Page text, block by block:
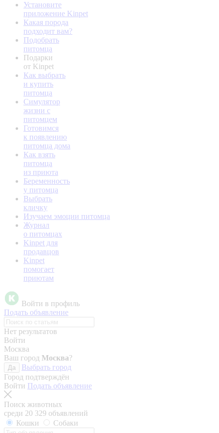
Установите
приложение Kinpet
Какая порода
подходит вам?
Подобрать
питомца
Подарки
от Kinpet
Как выбрать
и купить
питомца
Симулятор
жизни с
питомцем
Готовимся
к появлению
питомца дома
Как взять
питомца
из приюта
Беременность
у питомца
Выбрать
кличку
Изучаем эмоции питомца
Журнал
о питомцах
Kinpet для
продавцов
Kinpet
помогает
приютам
Войти в профиль
Подать объявление
Нет результатов
Войти
Москва
Ваш город Москва?
Да
Выбрать город
Город подтверждён
Войти Подать объявление
Поиск животных
среди 20 329 объявлений
Кошки
Собаки